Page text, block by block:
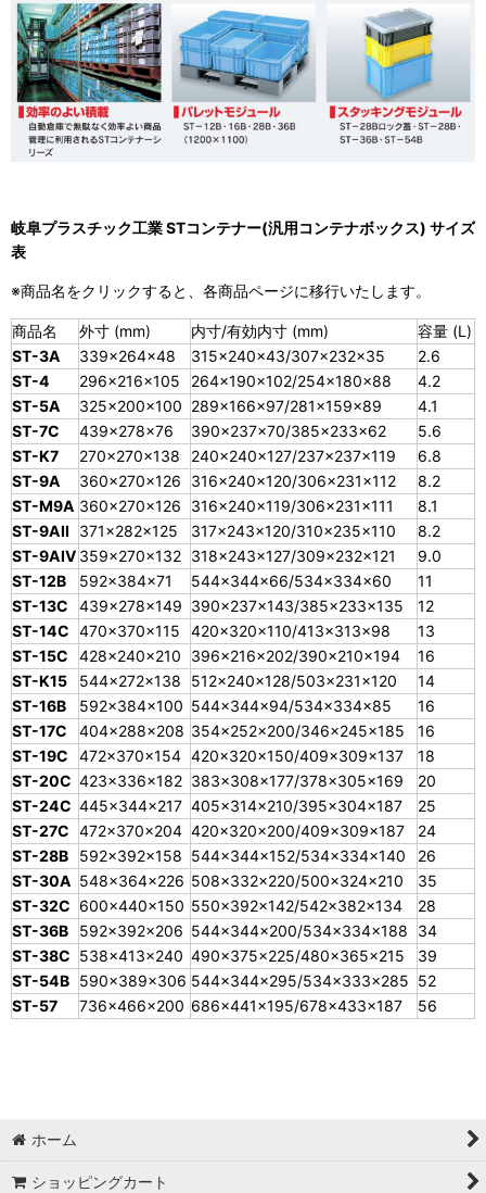
岐阜プラスチック工業 STコンテナー(汎用コンテナボックス) サイズ
表
※商品名をクリックすると、各商品ページに移行いたします。
商品名 外寸 (mm) 内寸/有効内寸 (mm)
容量 (L)
ST-3A
339×264×48 315×240×43/307×232×35
2.6
ST-4
296×216×105 264×190×102/254×180×88
4.2
ST-5A
325×200×100 289×166×97/281×159×89
4.1
ST-7C
439×278×76 390×237×70/385×233×62
5.6
ST-K7
270×270×138 240×240×127/237×237×119
6.8
ST-9A
360×270×126 316×240×120/306×231×112
8.2
ST-M9A 360×270×126 316×240×119/306×231×111
8.1
ST-9AII
371×282×125 317×243×120/310×235×110
8.2
ST-9AIV 359×270×132 318×243×127/309×232×121
9.0
ST-12B
592×384×71 544×344×66/534×334×60
11
ST-13C
439×278×149 390×237×143/385×233×135
12
ST-14C 470×370×115 420×320×110/413×313×98
13
ST-15C
428×240×210 396×216×202/390×210×194
16
ST-K15
544×272×138 512×240×128/503×231×120
14
ST-16B
592×384×100 544×344×94/534×334×85
16
ST-17C
404×288×208 354×252×200/346×245×185
16
ST-19C
472×370×154 420×320×150/409×309×137
18
ST-20C 423×336×182 383×308×177/378×305×169
20
ST-24C 445×344×217 405×314×210/395×304×187
25
ST-27C 472×370×204 420×320×200/409×309×187
24
ST-28B
592×392×158 544×344×152/534×334×140
26
ST-30A 548×364×226 508×332×220/500×324×210
35
ST-32C 600×440×150 550×392×142/542×382×134
28
ST-36B
592×392×206 544×344×200/534×334×188
34
ST-38C 538×413×240 490×375×225/480×365×215
39
ST-54B 590×389×306 544×344×295/534×333×285 52
ST-57
736×466×200 686×441×195/678×433×187 56
ホーム
ショッピングカート